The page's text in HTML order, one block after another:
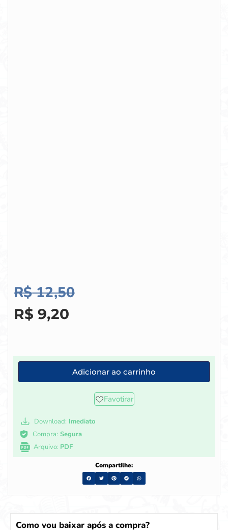
R$12,50
R$ 9,20
Adicionar ao carrinho
Favotirar
Download: Imediato
Compra: Segura
Arquivo: PDF
Compartilhe:
Como vou baixar após a compra?